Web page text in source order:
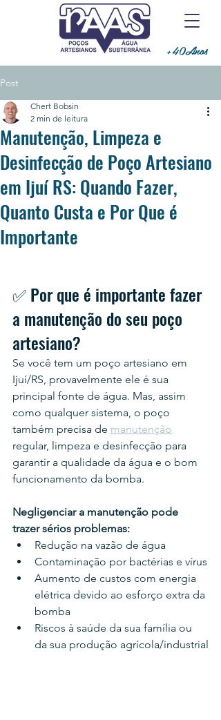
+40Anos
Post
Manutenção, Limpeza e
Desinfecção de Poço Artesiano
em Ijuí RS: Quando Fazer,
Quanto Custa e Por Que é
Importante
Chert Bobsin
2 min de leitura
✅ Por que é importante fazer
a manutenção do seu poço
artesiano?
Se você tem um poço artesiano em
Ijuí/RS, provavelmente ele é sua
principal fonte de água. Mas, assim
como qualquer sistema, o poço
também precisa de manutenção
regular, limpeza e desinfecção para
garantir a qualidade da água e o bom
funcionamento da bomba.
Negligenciar a manutenção pode
trazer sérios problemas:
Redução na vazão de água
Contaminação por bactérias e vírus
Aumento de custos com energia
elétrica devido ao esforço extra da
bomba
Riscos à saúde da sua família ou
da sua produção agrícola/industrial